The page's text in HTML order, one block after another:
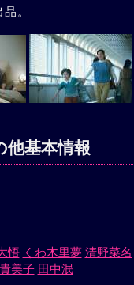
。
他基本情報
悟 くわ木里夢 清野菜名
美子 田中泯